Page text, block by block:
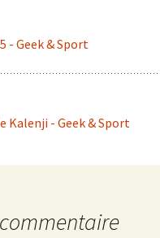
- Geek & Sport
Kalenji - Geek & Sport